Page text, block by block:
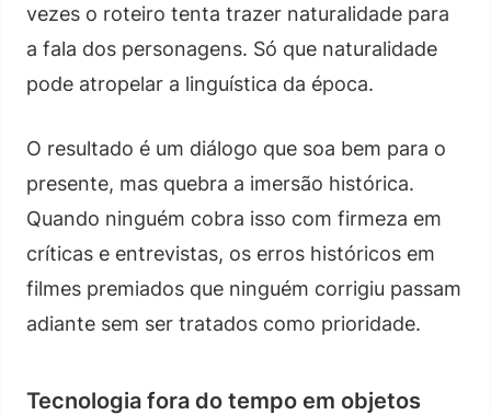
vezes o roteiro tenta trazer naturalidade para
a fala dos personagens. Só que naturalidade
pode atropelar a linguística da época.
O resultado é um diálogo que soa bem para o
presente, mas quebra a imersão histórica.
Quando ninguém cobra isso com firmeza em
críticas e entrevistas, os erros históricos em
filmes premiados que ninguém corrigiu passam
adiante sem ser tratados como prioridade.
Tecnologia fora do tempo em objetos